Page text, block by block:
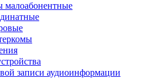
записи аудиоинформации